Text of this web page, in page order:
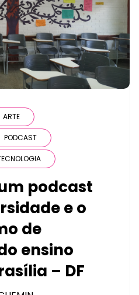
ARTE
PODCAST
podcast
e o
de
ensino
– DF